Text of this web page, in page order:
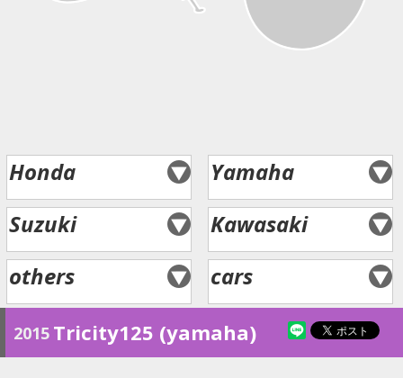
Honda
Yamaha
Suzuki
Kawasaki
others
cars
2015 Tricity125 (yamaha)